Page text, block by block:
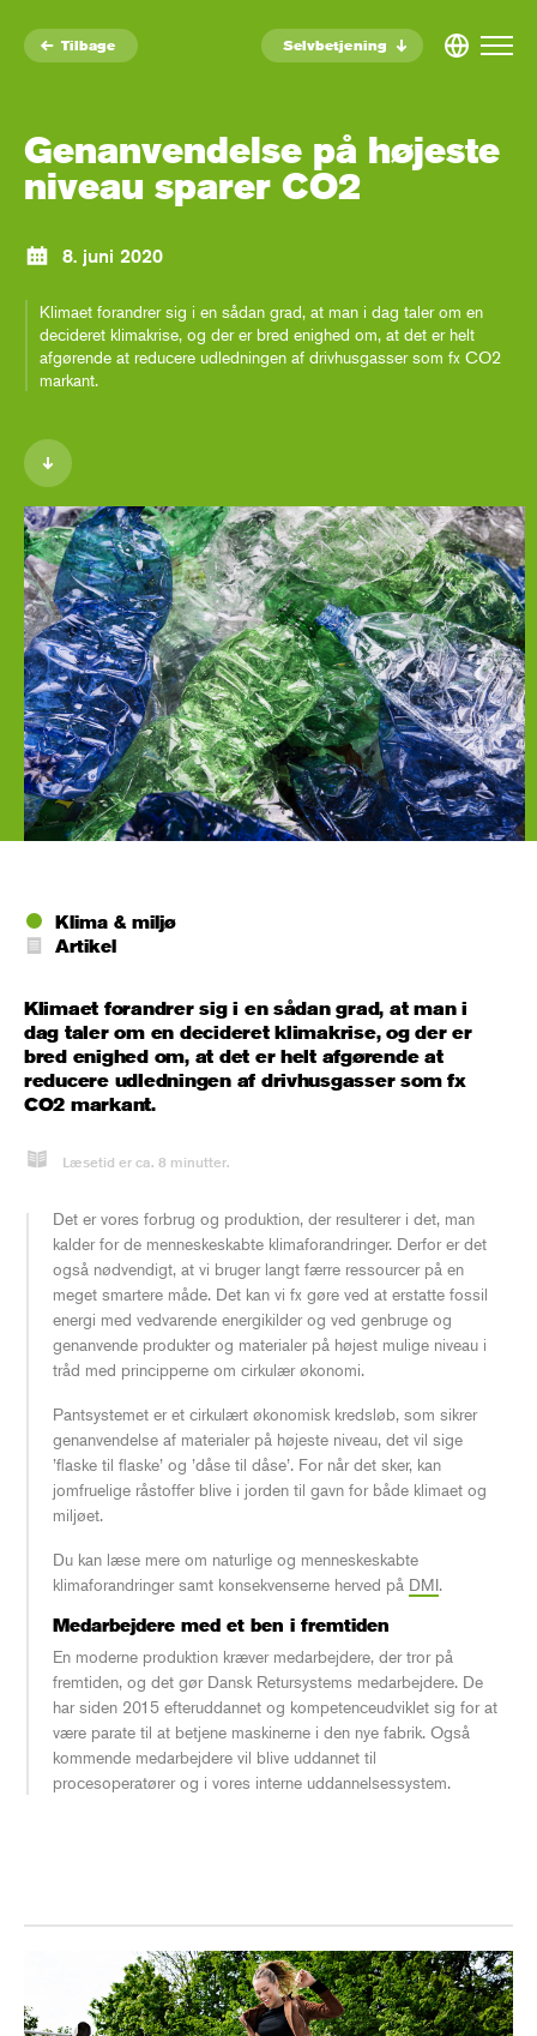
Tilbage Selvbetjening
Genanvendelse på højeste
niveau sparer CO2
8. juni 2020
Klimaet forandrer sig i en sådan grad, at man i dag taler om en
decideret klimakrise, og der er bred enighed om, at det er helt
afgørende at reducere udledningen af drivhusgasser som fx CO2
markant.
Klima & miljø
Artikel
Klimaet forandrer sig i en sådan grad, at man i
dag taler om en decideret klimakrise, og der er
bred enighed om, at det er helt afgørende at
reducere udledningen af drivhusgasser som fx
CO2 markant.
Læsetid er ca. 8 minutter.
Det er vores forbrug og produktion, der resulterer i det, man
kalder for de menneskeskabte klimaforandringer. Derfor er det
også nødvendigt, at vi bruger langt færre ressourcer på en
meget smartere måde. Det kan vi fx gøre ved at erstatte fossil
energi med vedvarende energikilder og ved genbruge og
genanvende produkter og materialer på højest mulige niveau i
tråd med principperne om cirkulær økonomi.
Pantsystemet er et cirkulært økonomisk kredsløb, som sikrer
genanvendelse af materialer på højeste niveau, det vil sige
’flaske til flaske’ og ’dåse til dåse’. For når det sker, kan
jomfruelige råstoffer blive i jorden til gavn for både klimaet og
miljøet.
Du kan læse mere om naturlige og menneskeskabte
klimaforandringer samt konsekvenserne herved på DMI.
Medarbejdere med et ben i fremtiden
En moderne produktion kræver medarbejdere, der tror på
fremtiden, og det gør Dansk Retursystems medarbejdere. De
har siden 2015 efteruddannet og kompetenceudviklet sig for at
være parate til at betjene maskinerne i den nye fabrik. Også
kommende medarbejdere vil blive uddannet til
procesoperatører og i vores interne uddannelsessystem.